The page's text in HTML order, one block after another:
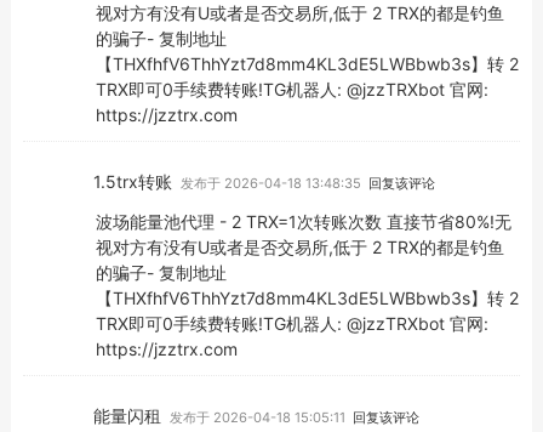
视对方有没有U或者是否交易所,低于 2 TRX的都是钓鱼
的骗子- 复制地址
【THXfhfV6ThhYzt7d8mm4KL3dE5LWBbwb3s】转 2
TRX即可0手续费转账!TG机器人: @jzzTRXbot 官网:
https://jzztrx.com
1.5trx转账 发布于 2026-04-18 13:48:35 回复该评论
波场能量池代理 - 2 TRX=1次转账次数 直接节省80%!无
视对方有没有U或者是否交易所,低于 2 TRX的都是钓鱼
的骗子- 复制地址
【THXfhfV6ThhYzt7d8mm4KL3dE5LWBbwb3s】转 2
TRX即可0手续费转账!TG机器人: @jzzTRXbot 官网:
https://jzztrx.com
能量闪租 发布于 2026-04-18 15:05:11 回复该评论